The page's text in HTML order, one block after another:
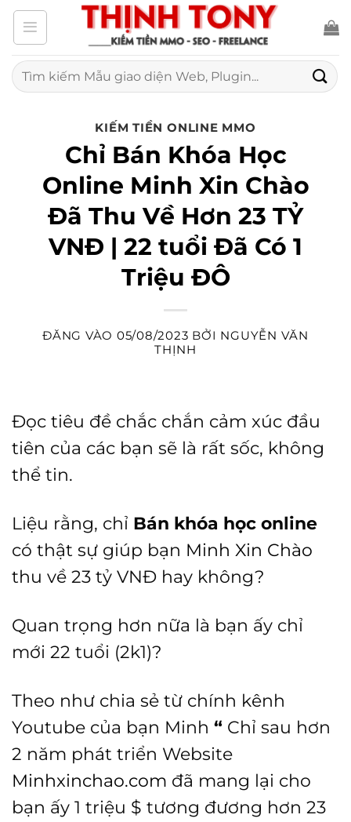
Bỏ
qua
nội
dung
Tìm
kiếm:
KIẾM TIỀN ONLINE MMO
Chỉ Bán Khóa Học
Online Minh Xin Chào
Đã Thu Về Hơn 23 TỶ
VNĐ | 22 tuổi Đã Có 1
Triệu ĐÔ
ĐĂNG VÀO 05/08/2023 BỞI NGUYỄN VĂN
THỊNH
Đọc tiêu đề chắc chắn cảm xúc đầu
tiên của các bạn sẽ là rất sốc, không
thể tin.
Liệu rằng, chỉ Bán khóa học online
có thật sự giúp bạn Minh Xin Chào
thu về 23 tỷ VNĐ hay không?
Quan trọng hơn nữa là bạn ấy chỉ
mới 22 tuổi (2k1)?
Theo như chia sẻ từ chính kênh
Youtube của bạn Minh “ Chỉ sau hơn
2 năm phát triển Website
Minhxinchao.com đã mang lại cho
bạn ấy 1 triệu $ tương đương hơn 23